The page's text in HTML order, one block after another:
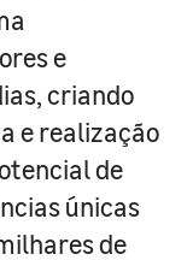
e
criando
e realização
de
únicas
de